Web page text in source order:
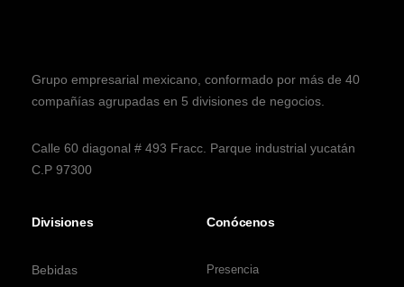
Grupo empresarial mexicano, conformado por más de 40
compañías agrupadas en 5 divisiones de negocios.
Calle 60 diagonal # 493 Fracc. Parque industrial yucatán
C.P 97300
Divisiones
Bebidas
Conócenos
Presencia